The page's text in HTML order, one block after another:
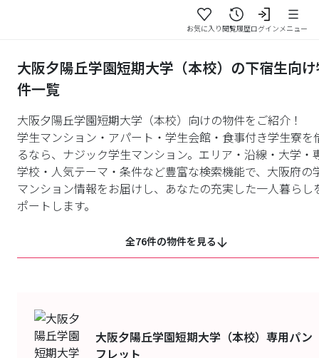
お気に入り閲覧履歴ログインメニュー
大阪夕陽丘学園短期大学（本校）の下宿生向
件一覧
大阪夕陽丘学園短期大学（本校）向けの物件をご紹介！
学生マンション・アパート・学生会館・食事付き学生寮を
るなら、ナジック学生マンション。エリア・沿線・大学・
学校・人気テーマ・条件など豊富な検索機能で、大阪府の
マンション情報をお届けし、あなたの充実した一人暮らし
ポートします。
全76件の物件を見る
大阪夕陽丘学園短期大学（本校） 専用パン
フレット